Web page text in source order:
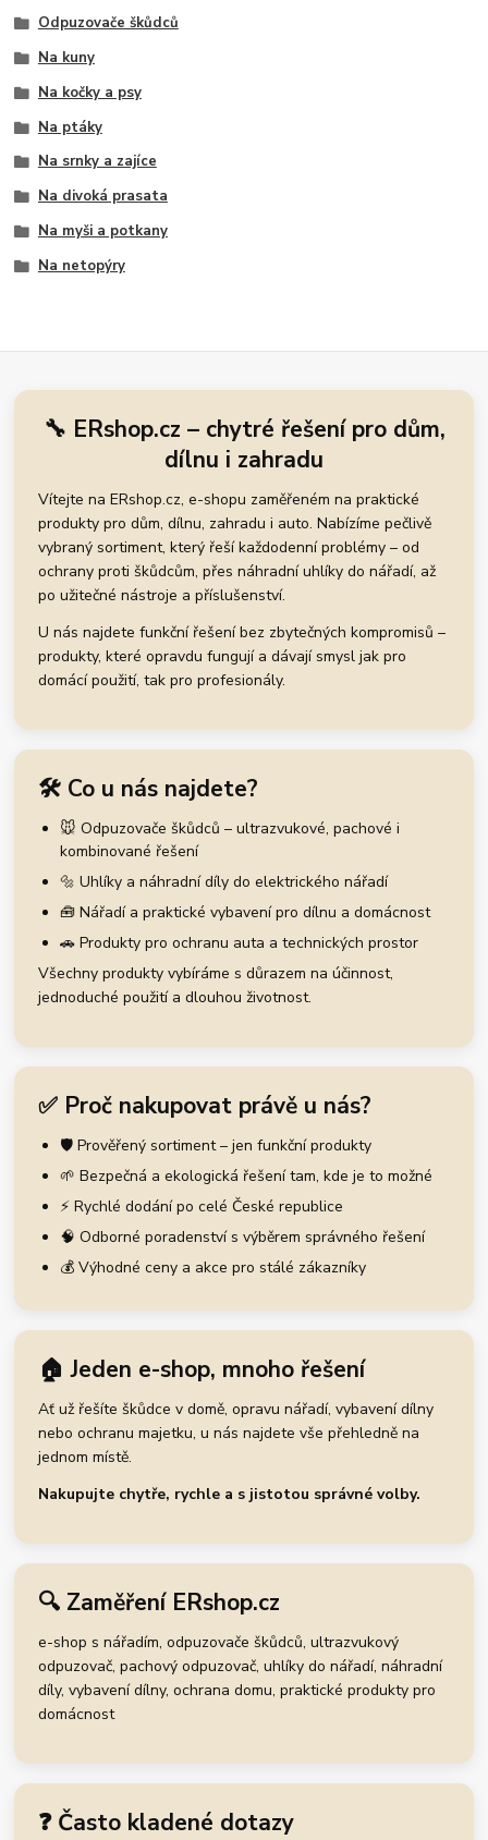
Odpuzovače škůdců
Na kuny
Na kočky a psy
Na ptáky
Na srnky a zajíce
Na divoká prasata
Na myši a potkany
Na netopýry
🔧 ERshop.cz – chytré řešení pro dům,
dílnu i zahradu
Vítejte na ERshop.cz, e-shopu zaměřeném na praktické
produkty pro dům, dílnu, zahradu i auto. Nabízíme pečlivě
vybraný sortiment, který řeší každodenní problémy – od
ochrany proti škůdcům, přes náhradní uhlíky do nářadí, až
po užitečné nástroje a příslušenství.
U nás najdete funkční řešení bez zbytečných kompromisů –
produkty, které opravdu fungují a dávají smysl jak pro
domácí použití, tak pro profesionály.
🛠️ Co u nás najdete?
🐭 Odpuzovače škůdců – ultrazvukové, pachové i
kombinované řešení
🔩 Uhlíky a náhradní díly do elektrického nářadí
🧰 Nářadí a praktické vybavení pro dílnu a domácnost
🚗 Produkty pro ochranu auta a technických prostor
Všechny produkty vybíráme s důrazem na účinnost,
jednoduché použití a dlouhou životnost.
✅ Proč nakupovat právě u nás?
🛡️ Prověřený sortiment – jen funkční produkty
🌱 Bezpečná a ekologická řešení tam, kde je to možné
⚡ Rychlé dodání po celé České republice
🧠 Odborné poradenství s výběrem správného řešení
💰 Výhodné ceny a akce pro stálé zákazníky
🏠 Jeden e-shop, mnoho řešení
Ať už řešíte škůdce v domě, opravu nářadí, vybavení dílny
nebo ochranu majetku, u nás najdete vše přehledně na
jednom místě.
Nakupujte chytře, rychle a s jistotou správné volby.
🔍 Zaměření ERshop.cz
e-shop s nářadím, odpuzovače škůdců, ultrazvukový
odpuzovač, pachový odpuzovač, uhlíky do nářadí, náhradní
díly, vybavení dílny, ochrana domu, praktické produkty pro
domácnost
❓ Často kladené dotazy